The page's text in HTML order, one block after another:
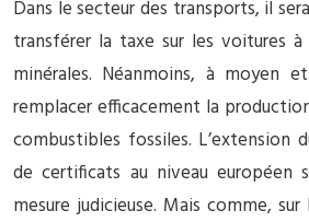
Dans le secteur des transports, il
transférer la taxe sur les voitures
minérales. Néanmoins, à moyen
remplacer efficacement la
combustibles fossiles. L’extension
de certificats au niveau européen
mesure judicieuse. Mais comme,